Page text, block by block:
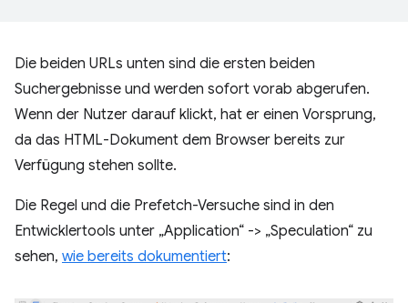
Die beiden URLs unten sind die ersten beiden
Suchergebnisse und werden sofort vorab abgerufen.
Wenn der Nutzer darauf klickt, hat er einen Vorsprung,
da das HTML-Dokument dem Browser bereits zur
Verfügung stehen sollte.
Die Regel und die Prefetch-Versuche sind in den
Entwicklertools unter „Application“ -> „Speculation“ zu
sehen, wie bereits dokumentiert: